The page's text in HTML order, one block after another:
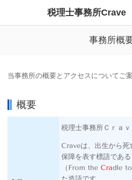
税理士事務所Crave
事務所概
当事務所の概要とアクセスについてご
概要
税理士事務所Ｃｒａｖ
Craveは、出生から死
保障を表す標語であ
（From theCradle